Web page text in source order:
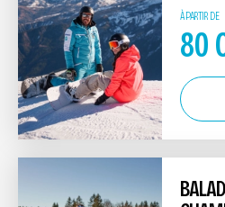
À PARTIR DE
80